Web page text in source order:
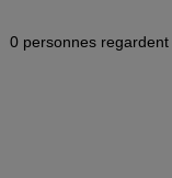
0 personnes regardent